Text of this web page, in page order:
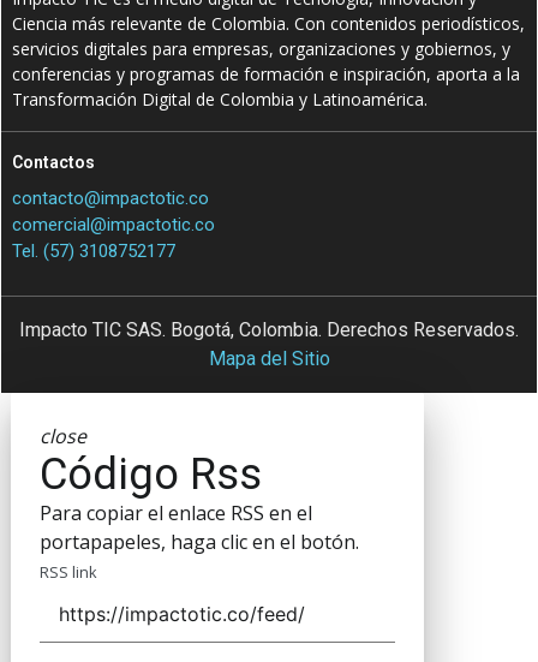
Ciencia más relevante de Colombia. Con contenidos periodísticos,
servicios digitales para empresas, organizaciones y gobiernos, y
conferencias y programas de formación e inspiración, aporta a la
Transformación Digital de Colombia y Latinoamérica.
Contactos
contacto@impactotic.co
comercial@impactotic.co
Tel. (57) 3108752177
Impacto TIC SAS. Bogotá, Colombia. Derechos Reservados.
Mapa del Sitio
close
Código Rss
Para copiar el enlace RSS en el
portapapeles, haga clic en el botón.
RSS link